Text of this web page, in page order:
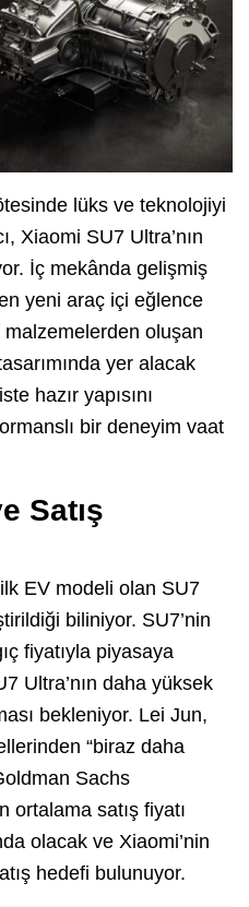
lüks ve teknolojiyi
Xiaomi SU7 Ultra’nın
İç mekânda gelişmiş
yeni araç içi eğlence
malzemelerden oluşan
yer alacak
hazır yapısını
bir deneyim vaat
Satış
ilk EV modeli olan SU7
biliniyor. SU7’nin
fiyatıyla piyasaya
Ultra’nın daha yüksek
bekleniyor. Lei Jun,
“biraz daha
Sachs
ortalama satış fiyatı
olacak ve Xiaomi’nin
hedefi bulunuyor.